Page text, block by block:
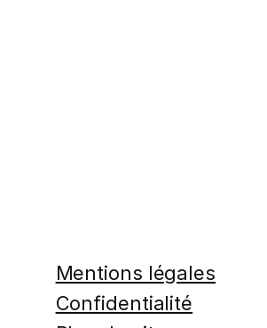
Mentions légales
Confidentialité